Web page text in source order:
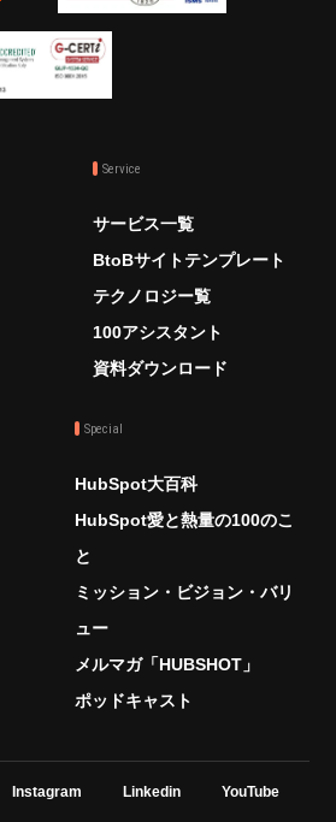
Service
サービス一覧
BtoBサイトテンプレート
テクノロジー覧
100アシスタント
資料ダウンロード
Special
HubSpot大百科
HubSpot愛と熱量の100のこ
と
ミッション・ビジョン・バリ
ュー
メルマガ「HUBSHOT」
ポッドキャスト
Instagram Linkedin YouTube